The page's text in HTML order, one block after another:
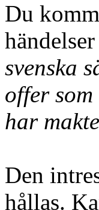
Du
svenska
offer
har
Den
hållas.